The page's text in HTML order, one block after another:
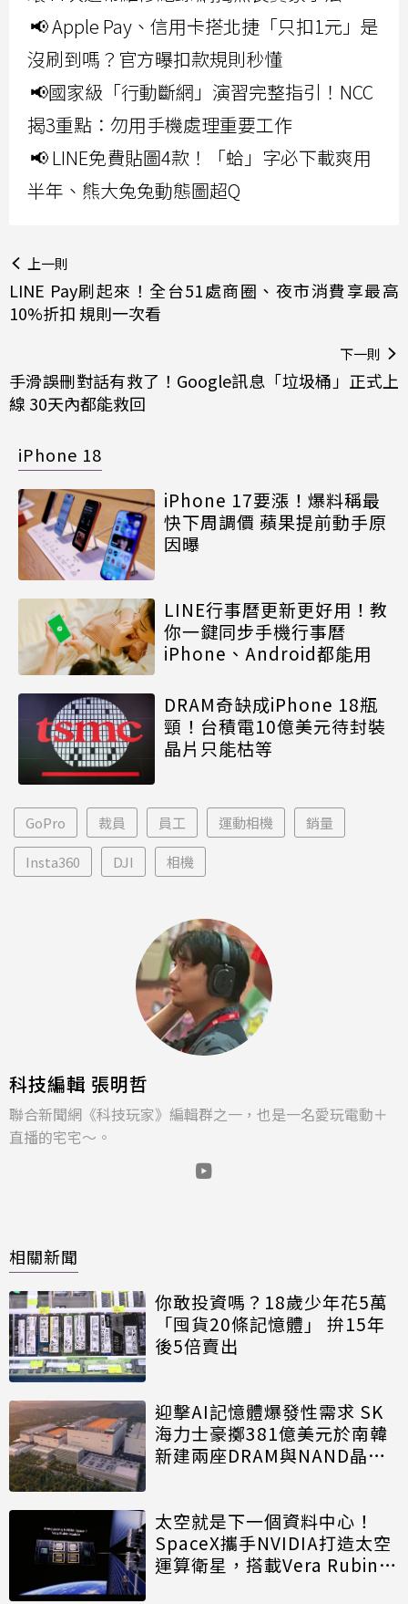
📢 Apple Pay、信用卡搭北捷「只扣1元」是
沒刷到嗎？官方曝扣款規則秒懂
📢國家級「行動斷網」演習完整指引！NCC
揭3重點：勿用手機處理重要工作
📢 LINE免費貼圖4款！「蛤」字必下載爽用
半年、熊大兔兔動態圖超Q
上一則
LINE Pay刷起來！全台51處商圈、夜市消費享最高
10%折扣 規則一次看
下一則
手滑誤刪對話有救了！Google訊息「垃圾桶」正式上
線 30天內都能救回
iPhone 18
iPhone 17要漲！爆料稱最
快下周調價 蘋果提前動手原
因曝
LINE行事曆更新更好用！教
你一鍵同步手機行事曆
iPhone、Android都能用
DRAM奇缺成iPhone 18瓶
頸！台積電10億美元待封裝
晶片只能枯等
GoPro 裁員 員工 運動相機 銷量
Insta360 DJI 相機
科技編輯 張明哲
聯合新聞網《科技玩家》編輯群之一，也是一名愛玩電動＋
直播的宅宅～。
相關新聞
你敢投資嗎？18歲少年花5萬
「囤貨20條記憶體」 拚15年
後5倍賣出
迎擊AI記憶體爆發性需求 SK
海力士豪擲381億美元於南韓
新建兩座DRAM與NAND晶圓
太空就是下一個資料中心！
SpaceX攜手NVIDIA打造太空
運算衛星，搭載Vera Rubin運